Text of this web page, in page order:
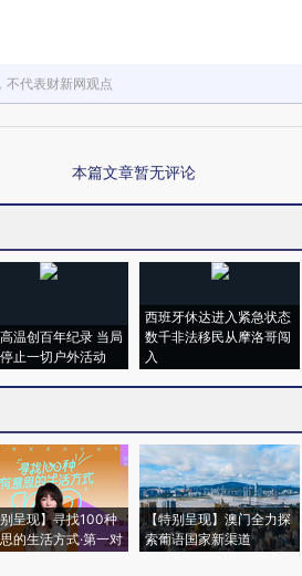
不代表财新网观点
本篇文章暂无评论
温创百年纪录 当局
止一切户外活动
西班牙休达进入紧急状态
数千非法移民从摩洛哥闯
入
别呈现】寻找100种
的生活方式·第一对
【特别呈现】澳门全力探
索葡语国家新渠道